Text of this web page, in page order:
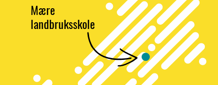
Mære
landbruksskole